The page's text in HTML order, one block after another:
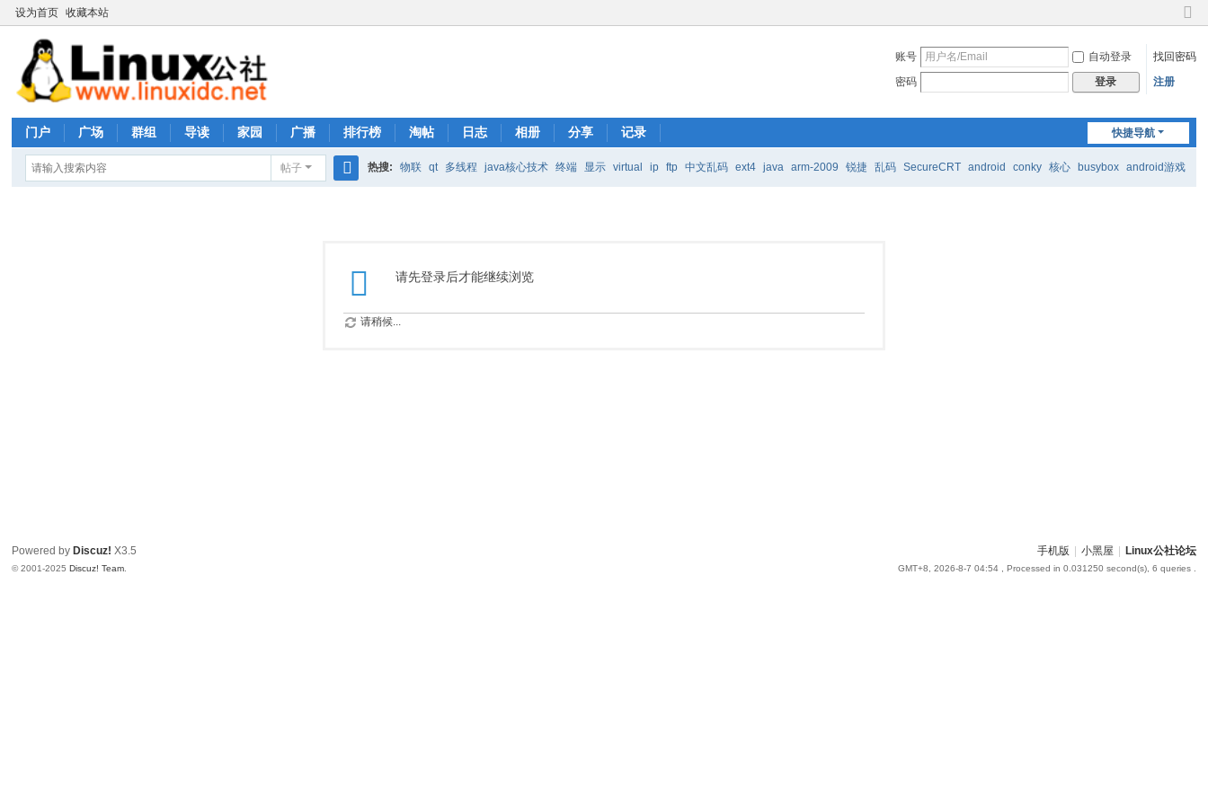
设为首页 收藏本站
切
到
账号 自动登录
找回密码
密码
登录 注册
快捷导航
门户 广场 群组 导读 家园 广播 排行榜 淘帖 日志 相册 分享 记录
帖子 热搜: 物联 qt 多线程 java核心技术 终端 显示 virtual ip ftp 中文乱码 ext4 java arm-2009 锐捷 乱码 SecureCRT android conky 核心 busybox android游戏
请先登录后才能继续浏览
请稍候...
手机版 小黑屋 Linux公社论坛
GMT+8, 2026-8-7 04:54, Processed in 0.031250 second(s), 6 queries .
Powered by Discuz! X3.5
© 2001-2025Discuz! Team